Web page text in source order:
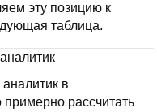
эту позицию к
таблица.
в
рассчитать